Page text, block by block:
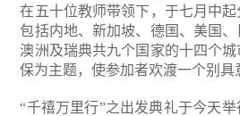
在五十位教师带领下，于七月中
包括内地、新加坡、德国、美国、
澳洲及瑞典共九个国家的十四个
保为主题，使参加者欢渡一个别具
“千禧万里行”之出发典礼于今天